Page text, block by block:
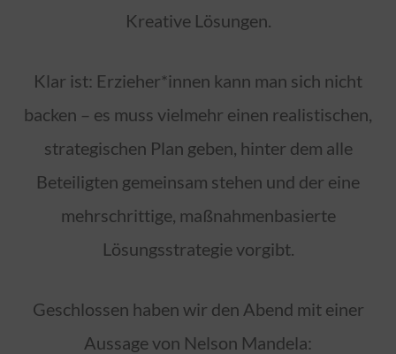
Kreative Lösungen.
Klar ist: Erzieher*innen kann man sich nicht
backen – es muss vielmehr einen realistischen,
strategischen Plan geben, hinter dem alle
Beteiligten gemeinsam stehen und der eine
mehrschrittige, maßnahmenbasierte
Lösungsstrategie vorgibt.
Geschlossen haben wir den Abend mit einer
Aussage von Nelson Mandela: